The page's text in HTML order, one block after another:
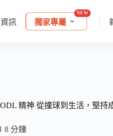
訊 獨家專屬
精神 從撞球到生活，堅持
8 分鐘